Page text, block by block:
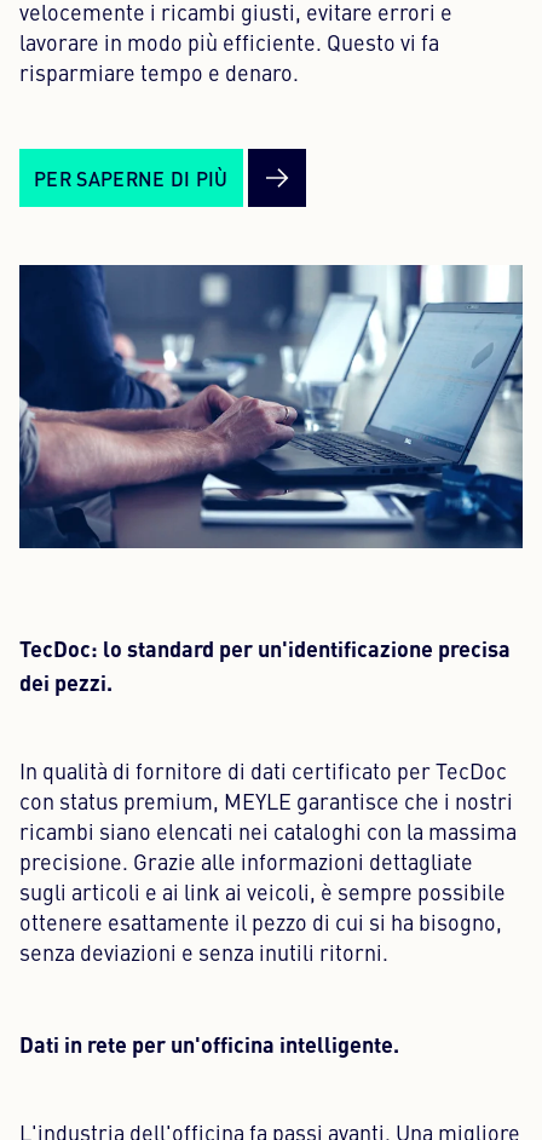
velocemente i ricambi giusti, evitare errori e
lavorare in modo più efficiente. Questo vi fa
risparmiare tempo e denaro.
PER SAPERNE DI PIÙ
TecDoc: lo standard per un'identificazione precisa
dei pezzi.
In qualità di fornitore di dati certificato per TecDoc
con status premium, MEYLE garantisce che i nostri
ricambi siano elencati nei cataloghi con la massima
precisione. Grazie alle informazioni dettagliate
sugli articoli e ai link ai veicoli, è sempre possibile
ottenere esattamente il pezzo di cui si ha bisogno,
senza deviazioni e senza inutili ritorni.
Dati in rete per un'officina intelligente.